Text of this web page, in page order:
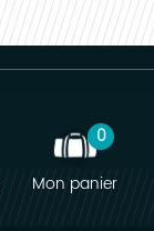
0
Mon panier